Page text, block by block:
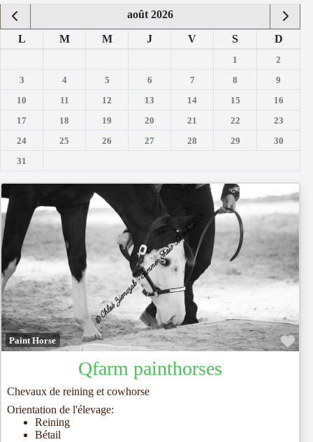
août 2026
L M M J V S D
1
2
3
4 5 6 7 8
9
10
11 12 13 14 15
16
17
18 19 20 21 22
23
24
25 26 27 28 29
30
31
Paint Horse
Qfarm painthorses
Chevaux de reining et cowhorse
Orientation de l'élevage:
Reining
Bétail